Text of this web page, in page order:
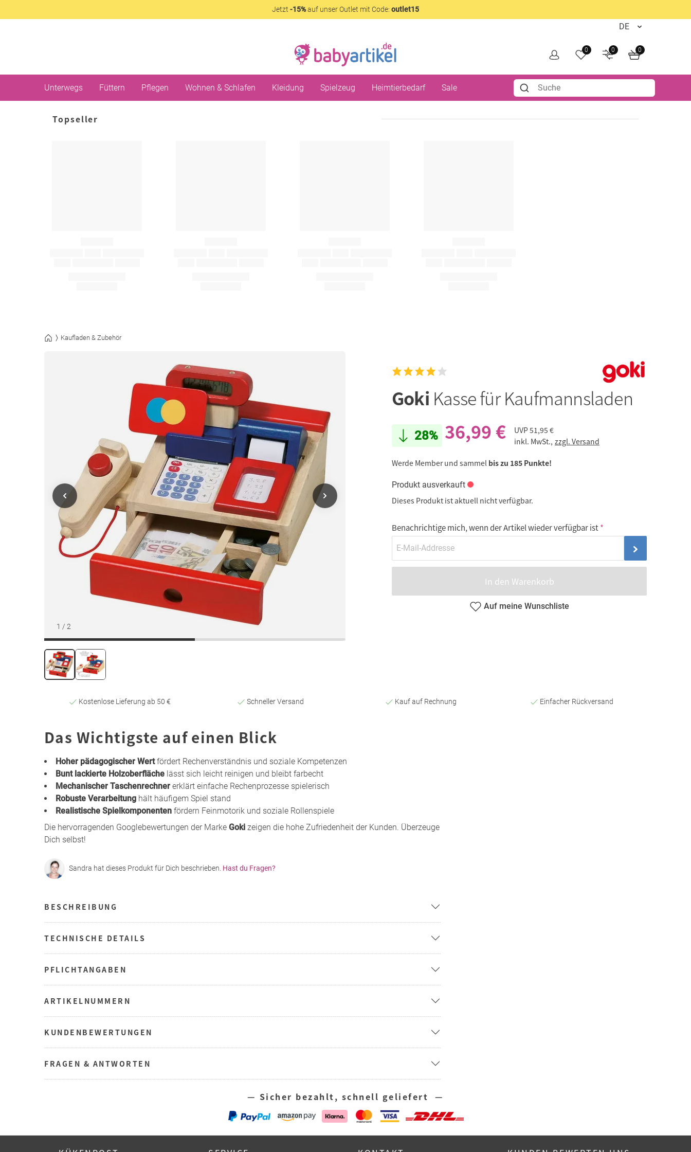
Jetzt -15%auf unser Outlet mit Code: outlet15
0 0 0
Unterwegs Füttern Pflegen Wohnen & Schlafen Kleidung Spielzeug Heimtierbedarf Sale
Topseller
Kaufladen & Zubehör
1 / 2
Goki Kasse für Kaufmannsladen
28% 36,99 € UVP51,95 €
inkl. MwSt., zzgl. Versand
Werde Member und sammel bis zu 185 Punkte!
Produkt ausverkauft
Dieses Produkt ist aktuell nicht verfügbar.
Benachrichtige mich, wenn der Artikel wieder verfügbar ist
In den Warenkorb
Auf meine Wunschliste
Kostenlose Lieferung ab 50 € Schneller Versand Kauf auf Rechnung Einfacher Rückversand
Das Wichtigste auf einen Blick
Hoher pädagogischer Wertfördert Rechenverständnis und soziale Kompetenzen
Bunt lackierte Holzoberfläche lässt sich leicht reinigen und bleibt farbecht
Mechanischer Taschenrechner erklärt einfache Rechenprozesse spielerisch
Robuste Verarbeitung hält häufigem Spiel stand
Realistische Spielkomponenten fördern Feinmotorik und soziale Rollenspiele
Die hervorragenden Googlebewertungen der Marke Goki zeigen die hohe Zufriedenheit der Kunden. Überzeuge
Dich selbst!
Sandra hat dieses Produkt für Dich beschrieben. Hast du Fragen?
BESCHREIBUNG
TECHNISCHE DETAILS
PFLICHTANGABEN
ARTIKELNUMMERN
KUNDENBEWERTUNGEN
FRAGEN & ANTWORTEN
— Sicher bezahlt, schnell geliefert —